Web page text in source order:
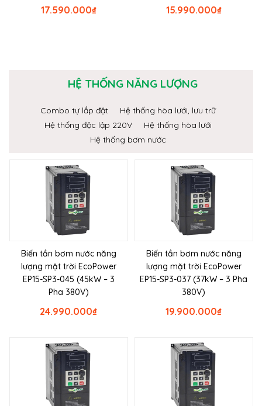
₫
17.590.000 ₫
15.990.000
HỆ THỐNG NĂNG LƯỢNG
Combo tự lắp đặt
Hệ thống hòa lưới, lưu trữ
Hệ thống độc lập 220V
Hệ thống hòa lưới
Hệ thống bơm nước
Biến tần bơm nước năng
lượng mặt trời EcoPower
EP15-SP3-045 (45kW – 3
Pha 380V)
₫
24.990.000
Biến tần bơm nước năng
lượng mặt trời EcoPower
EP15-SP3-037 (37kW – 3 Pha
380V)
₫
19.900.000